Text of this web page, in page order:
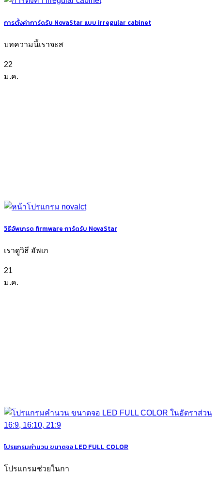
การตั้งค่าการ์ดรับ NovaStar แบบ irregular cabinet
บทความนี้เราจะส
22
ม.ค.
วิธีอัพเกรด firmware การ์ดรับ NovaStar
เราดูวิธี อัพเก
21
ม.ค.
โปรแกรมคำนวน ขนาดจอ LED FULL COLOR
โปรแกรมช่วยในกา